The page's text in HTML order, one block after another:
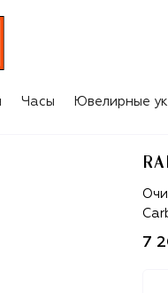
Часы Ювелирные
7